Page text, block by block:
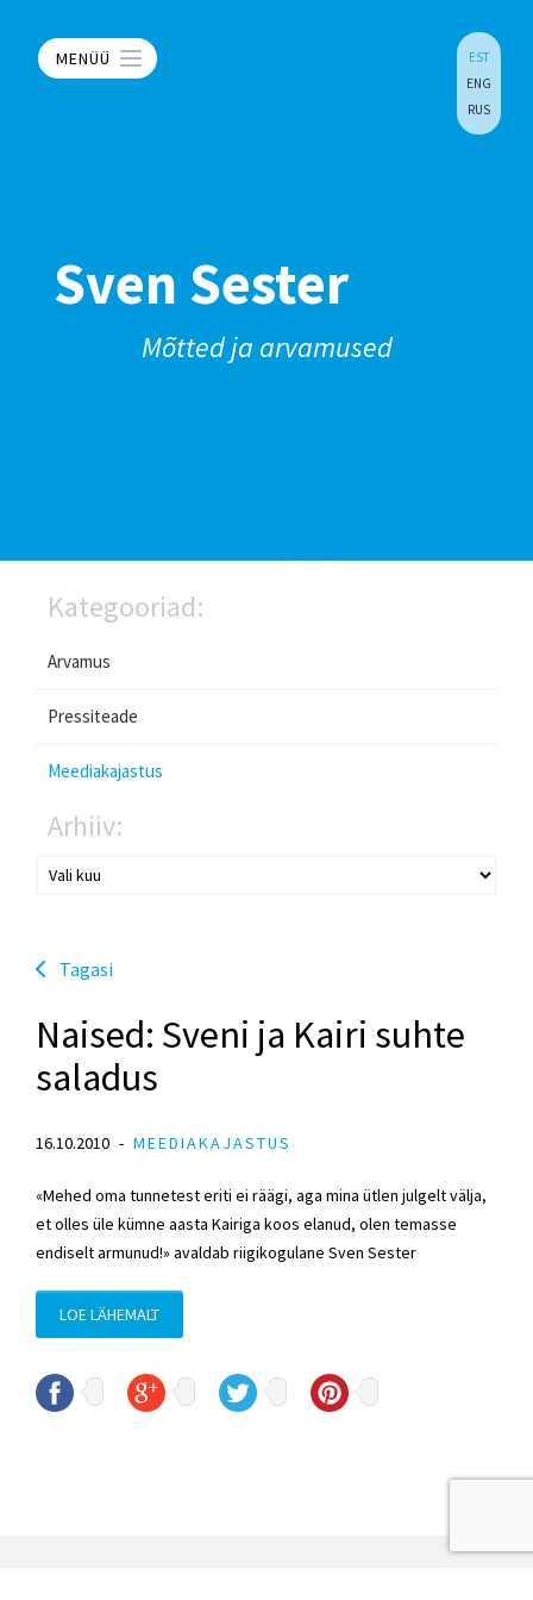
MENÜÜ
EST
ENG
RUS
Sven Sester
Mõtted ja arvamused
Kategooriad:
Arvamus
Pressiteade
Meediakajastus
Arhiiv:
Tagasi
Naised: Sveni ja Kairi suhte
saladus
16.10.2010 MEEDIAKAJASTUS
«Mehed oma tunnetest eriti ei räägi, aga mina ütlen julgelt välja,
et olles üle kümne aasta Kairiga koos elanud, olen temasse
endiselt armunud!» avaldab riigikogulane Sven Sester
LOE LÄHEMALT